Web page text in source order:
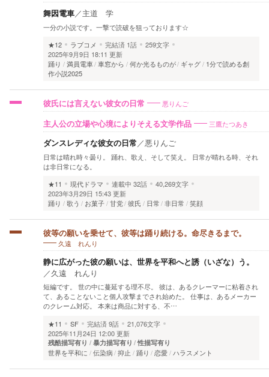
舞因電車／主道 学
一分の小説です。一撃で読破を狙っております☆
★12
ラブコメ 完結済 1話
259文字
2025年9月9日 18:11 更新
踊り
満員電車 車窓から 何か光るものが ギャグ
1分で読める創
作小説2025
彼氏には言えない彼女の日常 悪りんご
主人公の立場や心境によりそえる文学作品 三鷹たつあき
ダンスレディな彼女の日常／悪りんご
日常は晴れ時々曇り。 踊れ、歌え、そして笑え。 日常が晴れる時、それ
は非日常になる。
★11
現代ドラマ 連載中 32話
40,269文字
2023年3月29日 15:43 更新
踊り
歌う お菓子 甘党 彼氏 日常 非日常 笑顔
彼等の願いを乗せて、彼等は踊り続ける。命尽きるまで。
久遠 れんり
静に広がった彼の願いは、世界を平和へと誘（いざな）う。
／久遠 れんり
短編です。 世の中に蔓延する理不尽。 彼は、あるクレーマーに粘着され
て、あることないこと個人攻撃までされ始めた。 仕事は、あるメーカー
のクレーム対応。 本来は商品に対する、不…
★11
SF 完結済9話
21,076文字
2025年11月24日 12:00 更新
残酷描写有り 暴力描写有り 性描写有り
世界を平和に 伝染病 抑止 踊り 恋愛 ハラスメント